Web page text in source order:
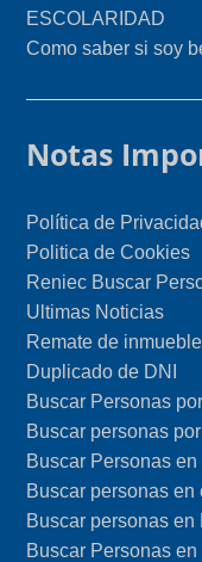
ESCOLARIDAD
Como saber si soy
Notas
Política de
Politica de Cookies
Reniec Buscar
Ultimas Noticias
Remate de
Duplicado de DNI
Buscar Personas
Buscar personas
Buscar Personas
Buscar personas en
Buscar personas en
Buscar Personas